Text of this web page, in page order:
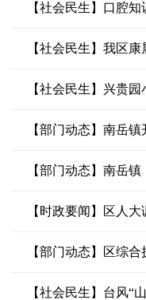
【社会民生】口腔
【社会民生】我区
【社会民生】兴贵
【部门动态】南岳
【部门动态】南岳
【时政要闻】区人
【部门动态】区综
【社会民生】台风“